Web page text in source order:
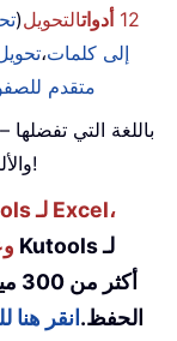
12 أدواتالتحويل(
إلى كلمات،
متقدم
والألمانية والفرنسية والصينية و40+ لغات أخرى!
الحفظ. انقر